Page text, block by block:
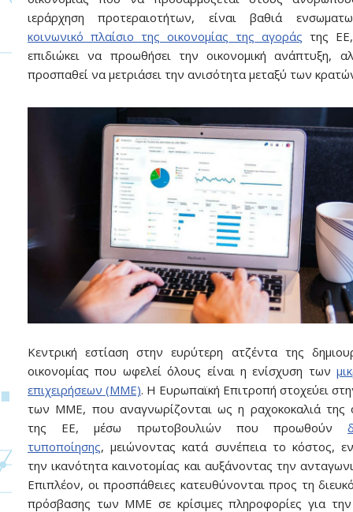
ιεράρχηση προτεραιοτήτων, είναι βαθιά
κοινωνικό πλαίσιο της οικονομίας της αγοράς της
επιδιώκει να προωθήσει την οικονομική ανάπτυξη,
προσπαθεί να μετριάσει την ανισότητα μεταξύ των
Κεντρική εστίαση στην ευρύτερη ατζέντα της
οικονομίας που ωφελεί όλους είναι η ενίσχυση των
επιχειρήσεων (ΜΜΕ). Η Ευρωπαϊκή Επιτροπή στοχεύει
των ΜΜΕ, που αναγνωρίζονται ως η ραχοκοκαλιά της
της ΕΕ, μέσω πρωτοβουλιών που προωθούν
τυποποίησης, μειώνοντας κατά συνέπεια το κόστος,
την ικανότητα καινοτομίας και αυξάνοντας την
Επιπλέον, οι προσπάθειες κατευθύνονται προς τη
πρόσβασης των ΜΜΕ σε κρίσιμες πληροφορίες για